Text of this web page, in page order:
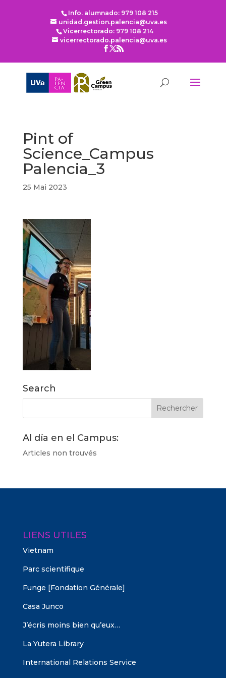
Info. alumnado: 979 108 215
unidad.gestion.palencia@uva.es
Vicerrectorado: 979 108 214
vicerrectorado.palencia@uva.es
Pint of
Science_Campus
Palencia_3
25 Mai 2023
Search
Al día en el Campus:
Articles non trouvés
LIENS UTILES
Vietnam
Parc scientifique
Funge [Fondation Générale]
Casa Junco
J’écris moins bien qu’eux…
La Yutera Library
International Relations Service